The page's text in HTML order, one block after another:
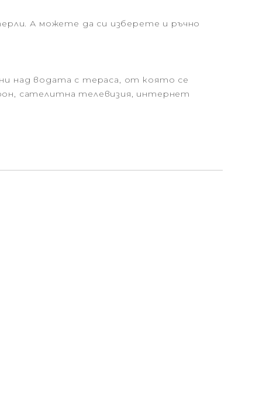
А можете да си изберете и ръчно
над водата с тераса, от която се
сателитна телевизия, интернет